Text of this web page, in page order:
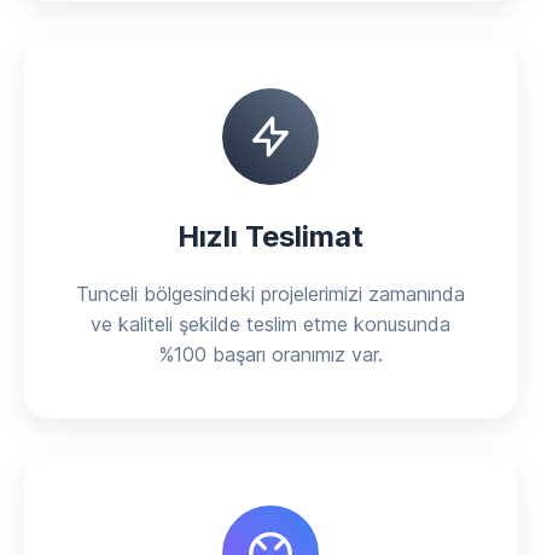
Hızlı Teslimat
Tunceli bölgesindeki projelerimizi zamanında
ve kaliteli şekilde teslim etme konusunda
%100 başarı oranımız var.